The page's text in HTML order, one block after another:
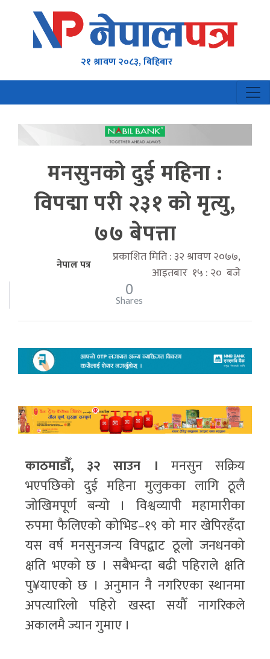
२१ श्रावण २०८३, बिहिबार
मनसुनको दुई महिना :
विपद्मा परी २३१ को मृत्यु,
७७ बेपत्ता
नेपाल पत्र
प्रकाशित मिति : ३२ श्रावण २०७७,
आइतबार १५ : २० बजे
0
Shares
काठमाडौँ, ३२ साउन । मनसुन सक्रिय
भएपछिको दुई महिना मुलुकका लागि ठूलै
जोखिमपूर्ण बन्यो । विश्वव्यापी महामारीका
रुपमा फैलिएको कोभिड–१९ को मार खेपिरहँदा
यस वर्ष मनसुनजन्य विपद्बाट ठूलो जनधनको
क्षति भएको छ । सबैभन्दा बढी पहिराले क्षति
पु¥याएको छ । अनुमान नै नगरिएका स्थानमा
अपत्यारिलो पहिरो खस्दा सयौँ नागरिकले
अकालमै ज्यान गुमाए ।